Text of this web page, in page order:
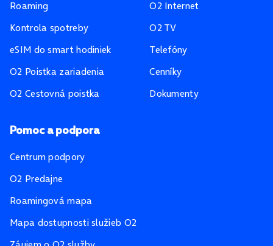
Roaming
Kontrola spotreby
eSIM do smart hodiniek
O2 Poistka zariadenia
O2 Cestovná poistka
O2 Internet
O2 TV
Telefóny
Cenníky
Dokumenty
Pomoc a podpora
Centrum podpory
O2 Predajne
Roamingová mapa
Mapa dostupnosti služieb O2